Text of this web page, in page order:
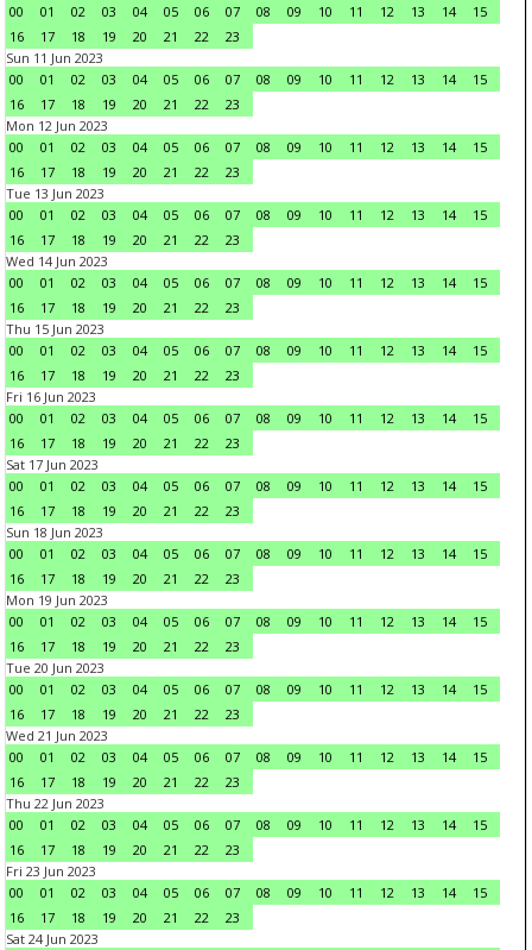
00
01 02 03 04 05 06 07 08 09 10 11 12 13 14
15
16
17 18 19 20 21 22
23
Sun 11 Jun 2023
00
01 02 03 04 05 06 07 08 09 10 11 12 13 14
15
16
17 18 19 20 21 22
23
Mon 12 Jun 2023
00
01 02 03 04 05 06 07 08 09 10 11 12 13 14
15
16
17 18 19 20 21 22
23
Tue 13 Jun 2023
00
01 02 03 04 05 06 07 08 09 10 11 12 13 14
15
16
17 18 19 20 21 22
23
Wed 14 Jun 2023
00
01 02 03 04 05 06 07 08 09 10 11 12 13 14
15
16
17 18 19 20 21 22
23
Thu 15 Jun 2023
00
01 02 03 04 05 06 07 08 09 10 11 12 13 14
15
16
17 18 19 20 21 22
23
Fri 16 Jun 2023
00
01 02 03 04 05 06 07 08 09 10 11 12 13 14
15
16
17 18 19 20 21 22
23
Sat 17 Jun 2023
00
01 02 03 04 05 06 07 08 09 10 11 12 13 14
15
16
17 18 19 20 21 22
23
Sun 18 Jun 2023
00
01 02 03 04 05 06 07 08 09 10 11 12 13 14
15
16
17 18 19 20 21 22
23
Mon 19 Jun 2023
00
01 02 03 04 05 06 07 08 09 10 11 12 13 14
15
16
17 18 19 20 21 22
23
Tue 20 Jun 2023
00
01 02 03 04 05 06 07 08 09 10 11 12 13 14
15
16
17 18 19 20 21 22
23
Wed 21 Jun 2023
00
01 02 03 04 05 06 07 08 09 10 11 12 13 14
15
16
17 18 19 20 21 22
23
Thu 22 Jun 2023
00
01 02 03 04 05 06 07 08 09 10 11 12 13 14
15
16
17 18 19 20 21 22
23
Fri 23 Jun 2023
00
01 02 03 04 05 06 07 08 09 10 11 12 13 14
15
16
17 18 19 20 21 22
23
Sat 24 Jun 2023